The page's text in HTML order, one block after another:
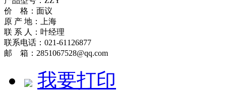
价 格：面议
原 产 地：上海
联 系 人：叶经理
联系电话：021-61126877
邮 箱：2851067528@qq.com
我要打印